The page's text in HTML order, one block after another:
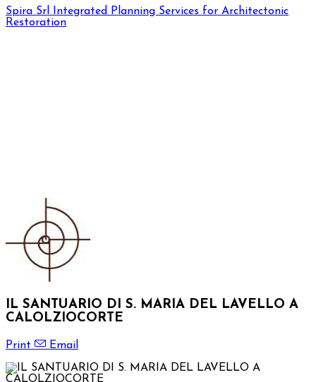
Spira Srl
Integrated Planning Services for Architectonic
Restoration
IL SANTUARIO DI S. MARIA DEL LAVELLO A
CALOLZIOCORTE
Print Email